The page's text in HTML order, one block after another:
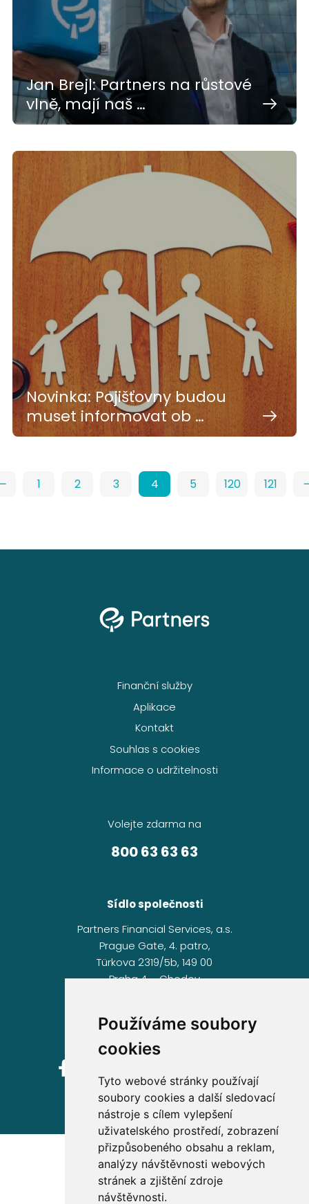
Používáme soubory
cookies
Tyto webové stránky používají
soubory cookies a další sledovací
nástroje s cílem vylepšení
uživatelského prostředí, zobrazení
přizpůsobeného obsahu a reklam,
analýzy návštěvnosti webových
stránek a zjištění zdroje
návštěvnosti.
Jan Brejl: Partners na růstové
vlně, mají naš …
Novinka: Pojišťovny budou
muset informovat ob …
1 2 3 4 5 120 121
Finanční služby
Aplikace
Kontakt
Souhlas s cookies
Informace o udržitelnosti
Volejte zdarma na
800 63 63 63
Sídlo společnosti
Partners Financial Services, a.s.
Prague Gate, 4. patro,
Türkova 2319/5b, 149 00
Praha 4 – Chodov